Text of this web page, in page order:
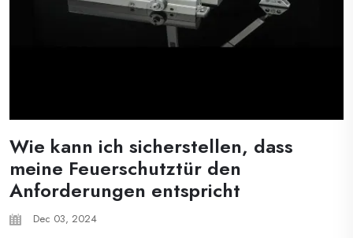
Wie kann ich sicherstellen, dass
meine Feuerschutztür den
Anforderungen entspricht
Dec 03, 2024